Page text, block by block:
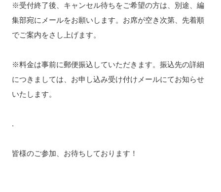
※受付終了後、キャンセル待ちをご希望の方は、別途、編
集部宛にメールをお願いします。お席が空き次第、先着順
でご案内をさし上げます。
※料金は事前に郵便振込していただきます。振込先の詳細
につきましては、お申し込み受け付けメールにてお知らせ
いたします。
.
皆様のご参加、お待ちしております！